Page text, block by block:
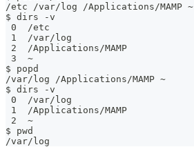
/etc /var/log /Applications/MAMP ~
$ dirs -v
0  /etc
1  /var/log
2  /Applications/MAMP
3  ~
$ popd
/var/log /Applications/MAMP ~
$ dirs -v
0  /var/log
1  /Applications/MAMP
2  ~
$ pwd
/var/log